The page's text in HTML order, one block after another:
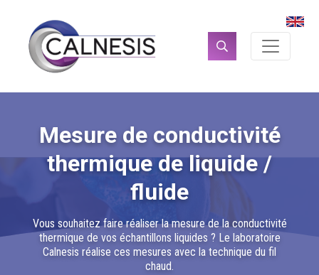
Mesure de conductivité
thermique de liquide /
fluide
Vous souhaitez faire réaliser la mesure de la conductivité
thermique de vos échantillons liquides ? Le laboratoire
Calnesis réalise ces mesures avec la technique du fil
chaud.